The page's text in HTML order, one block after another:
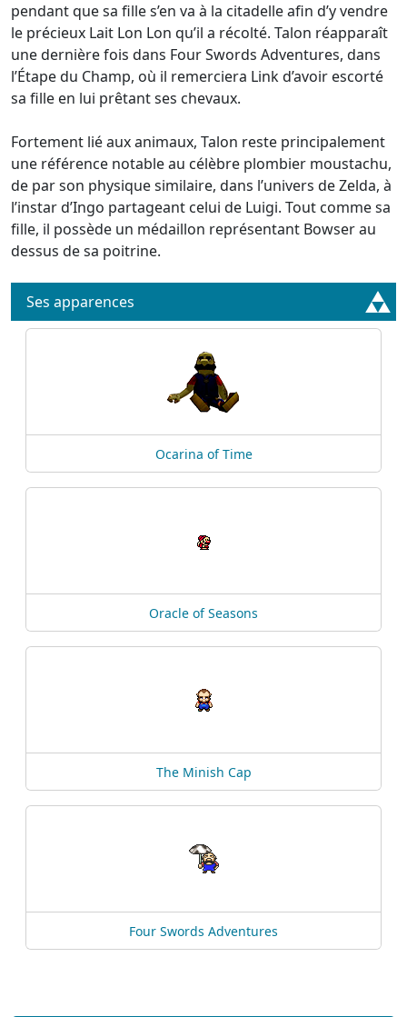
pendant que sa fille s’en va à la citadelle afin d’y vendre
le précieux Lait Lon Lon qu’il a récolté. Talon réapparaît
une dernière fois dans Four Swords Adventures, dans
l’Étape du Champ, où il remerciera Link d’avoir escorté
sa fille en lui prêtant ses chevaux.
Fortement lié aux animaux, Talon reste principalement
une référence notable au célèbre plombier moustachu,
de par son physique similaire, dans l’univers de Zelda, à
l’instar d’Ingo partageant celui de Luigi. Tout comme sa
fille, il possède un médaillon représentant Bowser au
dessus de sa poitrine.
Ses apparences
Ocarina of Time
Oracle of Seasons
The Minish Cap
Four Swords Adventures